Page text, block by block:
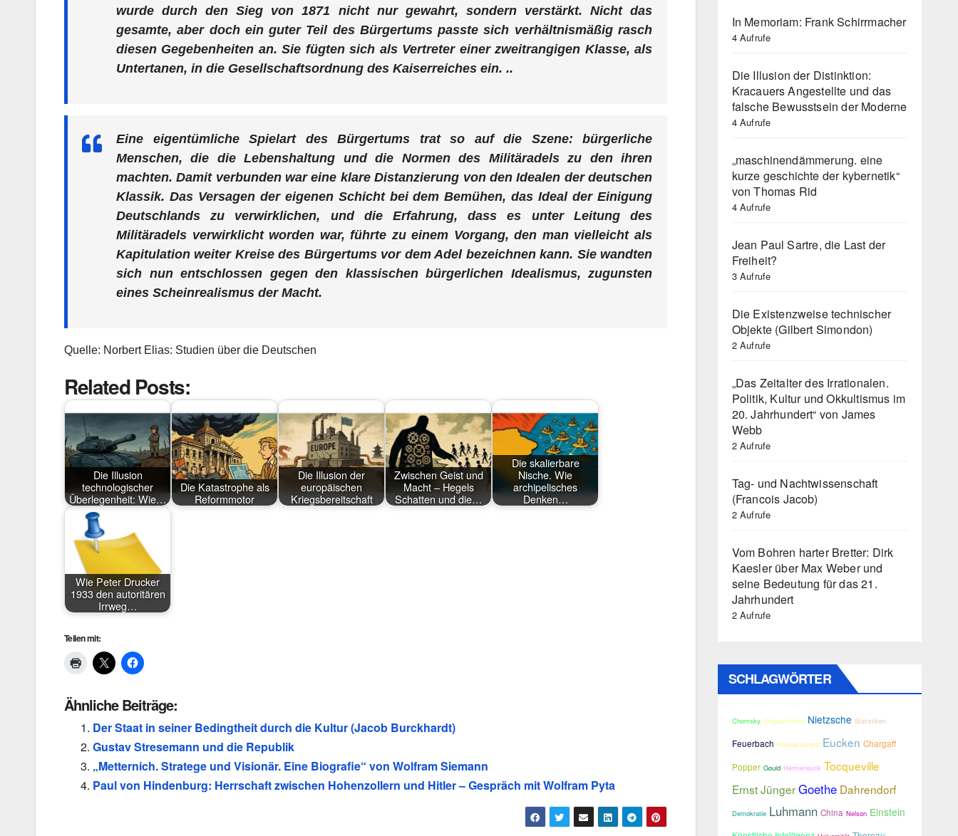
wurde durch den Sieg von 1871 nicht nur gewahrt, sondern verstärkt. Nicht das
gesamte, aber doch ein guter Teil des Bürgertums passte sich verhältnismäßig rasch
diesen Gegebenheiten an. Sie fügten sich als Vertreter einer zweitrangigen Klasse, als
Untertanen, in die Gesellschaftsordnung des Kaiserreiches ein. ..
Eine eigentümliche Spielart des Bürgertums trat so auf die Szene: bürgerliche
Menschen, die die Lebenshaltung und die Normen des Militäradels zu den ihren
machten. Damit verbunden war eine klare Distanzierung von den Idealen der deutschen
Klassik. Das Versagen der eigenen Schicht bei dem Bemühen, das Ideal der Einigung
Deutschlands zu verwirklichen, und die Erfahrung, dass es unter Leitung des
Militäradels verwirklicht worden war, führte zu einem Vorgang, den man vielleicht als
Kapitulation weiter Kreise des Bürgertums vor dem Adel bezeichnen kann. Sie wandten
sich nun entschlossen gegen den klassischen bürgerlichen Idealismus, zugunsten
eines Scheinrealismus der Macht.
Quelle: Norbert Elias: Studien über die Deutschen
Related Posts:
Die Illusion
technologischer
Überlegenheit: Wie…
Die Katastrophe als
Reformmotor
Die Illusion der
europäischen
Kriegsbereitschaft
Zwischen Geist und
Macht – Hegels
Schatten und die…
Die skalierbare
Nische. Wie
archipelisches
Denken…
Wie Peter Drucker
1933 den autoritären
Irrweg…
Teilen mit:
Ähnliche Beiträge:
Der Staat in seiner Bedingtheit durch die Kultur (Jacob Burckhardt)
Gustav Stresemann und die Republik
„Metternich. Stratege und Visionär. Eine Biografie“ von Wolfram Siemann
Paul von Hindenburg: Herrschaft zwischen Hohenzollern und Hitler – Gespräch mit Wolfram Pyta
In Memoriam: Frank Schirrmacher
4 Aufrufe
Die Illusion der Distinktion:
Kracauers Angestellte und das
falsche Bewusstsein der Moderne
4 Aufrufe
„maschinendämmerung. eine
kurze geschichte der kybernetik“
von Thomas Rid
4 Aufrufe
Jean Paul Sartre, die Last der
Freiheit?
3 Aufrufe
Die Existenzweise technischer
Objekte (Gilbert Simondon)
2 Aufrufe
„Das Zeitalter des Irrationalen.
Politik, Kultur und Okkultismus im
20. Jahrhundert“ von James
Webb
2 Aufrufe
Tag- und Nachtwissenschaft
(Francois Jacob)
2 Aufrufe
Vom Bohren harter Bretter: Dirk
Kaesler über Max Weber und
seine Bedeutung für das 21.
Jahrhundert
2 Aufrufe
SCHLAGWÖRTER
Chomsky Stilgeschichte Nietzsche Statistiken
Feuerbach Konrad Lorenz Eucken Chargaff
Popper Gould Hermeneutik Tocqueville
Ernst Jünger Goethe Dahrendorf
Demokratie Luhmann China Nelson Einstein